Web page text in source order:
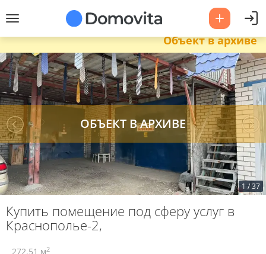
Объект в архиве
1 /37
Купить помещение под сферу услуг в
Краснополье-2,
272.51 м2